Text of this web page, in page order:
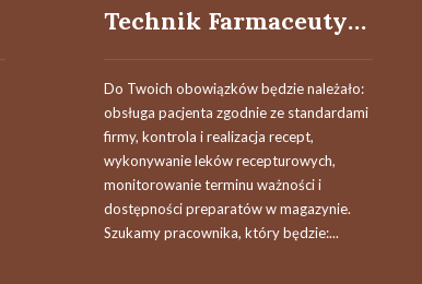
Technik Farmaceutyczny / Techniczka farmaceutyczna
Do Twoich obowiązków będzie należało:
obsługa pacjenta zgodnie ze standardami
firmy, kontrola i realizacja recept,
wykonywanie leków recepturowych,
monitorowanie terminu ważności i
dostępności preparatów w magazynie.
Szukamy pracownika, który będzie:...